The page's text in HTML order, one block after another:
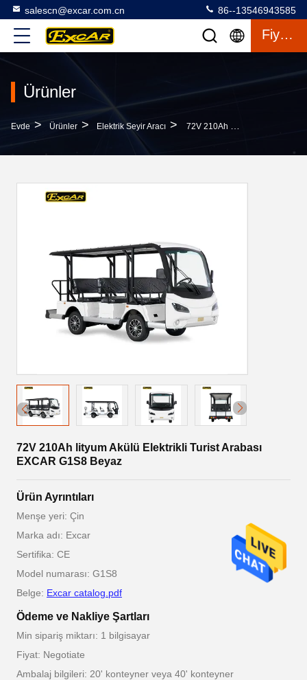
salescn@excar.com.cn 86--13546943585
Fiyat Teklifi
Ürünler
Evde > Ürünler > Elektrik Seyir Aracı > 72V 210Ah Lityum Akülü Elektrikli Turist Arabası EXCAR G1S8 Beyaz
72V 210Ah lityum Akülü Elektrikli Turist Arabası
EXCAR G1S8 Beyaz
Ürün Ayrıntıları
Menşe yeri: Çin
Marka adı: Excar
Sertifika: CE
Model numarası: G1S8
Belge: Excar catalog.pdf
Ödeme ve Nakliye Şartları
Min sipariş miktarı: 1 bilgisayar
Fiyat: Negotiate
Ambalaj bilgileri: 20' konteyner veya 40' konteyner